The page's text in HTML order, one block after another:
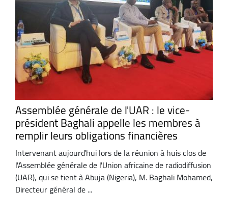
Assemblée générale de l'UAR : le vice-
président Baghali appelle les membres à
remplir leurs obligations financières
Intervenant aujourd’hui lors de la réunion à huis clos de
l'Assemblée générale de l'Union africaine de radiodiffusion
(UAR), qui se tient à Abuja (Nigeria), M. Baghali Mohamed,
Directeur général de ...